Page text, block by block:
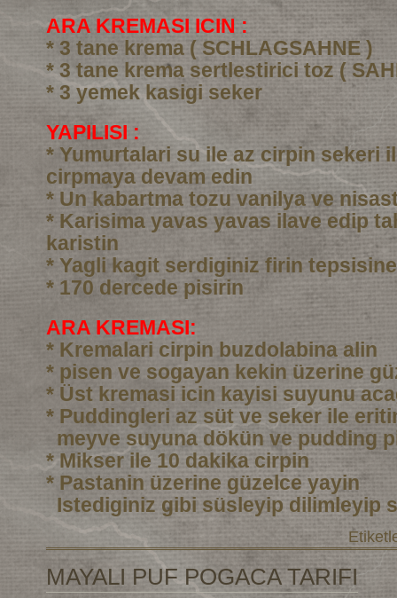
ARA KREMASI ICIN :
* 3 tane krema ( SCHLAGSAHNE )
* 3 tane krema sertlestirici toz (
* 3 yemek kasigi seker
YAPILISI :
* Yumurtalari su ile az cirpin sekeri
cirpmaya devam edin
* Un kabartma tozu vanilya ve
* Karisima yavas yavas ilave edip
karistin
* Yagli kagit serdiginiz firin
* 170 dercede pisirin
ARA KREMASI:
* Kremalari cirpin buzdolabina alin
* pisen ve sogayan kekin üzerine
* Üst kremasi icin kayisi suyunu
* Puddingleri az süt ve seker ile
meyve suyuna dökün ve pudding
* Mikser ile 10 dakika cirpin
* Pastanin üzerine güzelce yayin
Istediginiz gibi süsleyip dilimleyip
MAYALI PUF POGACA TARIFI